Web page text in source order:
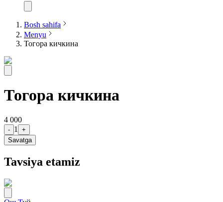
Bosh sahifa
Menyu
Тогора кичкина
Тогора кичкина
4 000
- 1
+
Savatga
Tavsiya etamiz